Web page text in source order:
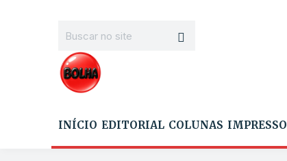
INÍCIO EDITORIAL COLUNAS IMPRESSO